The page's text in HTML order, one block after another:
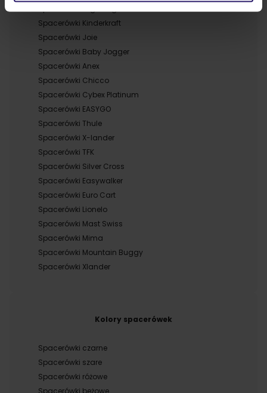
Spacerówki Kinderkraft
Spacerówki Joie
Spacerówki Baby Jogger
Spacerówki Anex
Spacerówki Chicco
Spacerówki Cybex Platinum
Spacerówki EASYGO
Spacerówki Thule
Spacerówki X-lander
Spacerówki TFK
Spacerówki Silver Cross
Spacerówki Easywalker
Spacerówki Euro Cart
Spacerówki Lionelo
Spacerówki Mast Swiss
Spacerówki Mima
Spacerówki Mountain Buggy
Spacerówki Xlander
Kolory spacerówek
Spacerówki czarne
Spacerówki szare
Spacerówki różowe
Spacerówki beżowe